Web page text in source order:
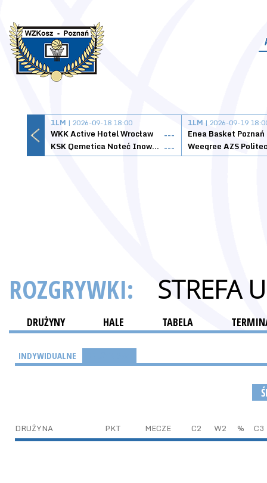
1LM | 2026-09-18 18:00
WKK Active Hotel Wrocław
---
KSK Qemetica Noteć Inowrocław ---
1LM | 2026-09-19
Enea Basket Poznań
ROZGRYWKI: STREFA
DRUŻYNY HALE TABELA
INDYWIDUALNE
DRUŻYNA PKT MECZE C2 W2 % C3